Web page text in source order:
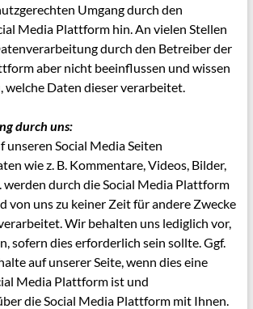
Umgang durch den
Media Plattform hin. An vielen Stellen
durch den Betreiber der
aber nicht beeinflussen und wissen
welche Daten dieser verarbeitet.
durch uns:
unseren Social Media Seiten
wie z. B. Kommentare, Videos, Bilder,
werden durch die Social Media Plattform
von uns zu keiner Zeit für andere Zwecke
Wir behalten uns lediglich vor,
sofern dies erforderlich sein sollte. Ggf.
auf unserer Seite, wenn dies eine
Media Plattform ist und
die Social Media Plattform mit Ihnen.